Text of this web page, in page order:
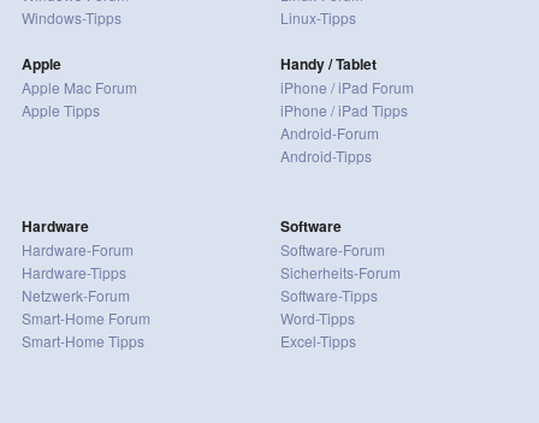
Windows-Tipps
Apple
Apple Mac Forum
Apple Tipps
Linux-Tipps
Handy / Tablet
iPhone / iPad Forum
iPhone / iPad Tipps
Android-Forum
Android-Tipps
Hardware
Hardware-Forum
Hardware-Tipps
Netzwerk-Forum
Smart-Home Forum
Smart-Home Tipps
Software
Software-Forum
Sicherheits-Forum
Software-Tipps
Word-Tipps
Excel-Tipps